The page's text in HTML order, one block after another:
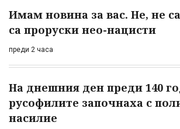
Имам новина за вас. Не, не
са проруски нео-нацисти
преди 2 часа
На днешния ден преди 140
русофилите започнаха с
насилие